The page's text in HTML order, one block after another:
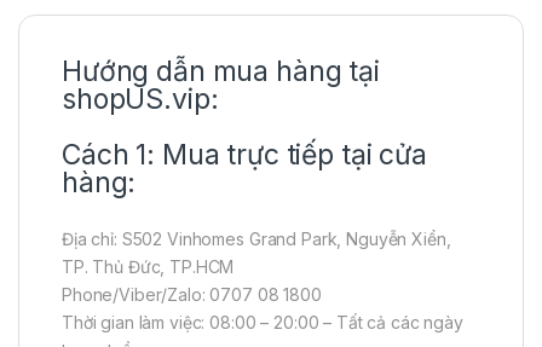
Hướng dẫn mua hàng tại
shopUS.vip:
Cách 1: Mua trực tiếp tại cửa
hàng:
Địa chỉ: S502 Vinhomes Grand Park, Nguyễn Xiển,
TP. Thủ Đức, TP.HCM
Phone/Viber/Zalo: 0707 08 1800
Thời gian làm việc: 08:00 – 20:00 – Tất cả các ngày